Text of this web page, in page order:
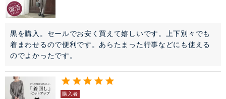
黒を購入。セールでお安く買えて嬉しいです。上下別々でも
着まわせるので便利です。あらたまった行事などにも使える
のでよかったです。
購入者